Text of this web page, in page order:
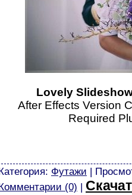
Lovely
After Effects Version
Required
Категория: Футажи |
Комментарии (0)